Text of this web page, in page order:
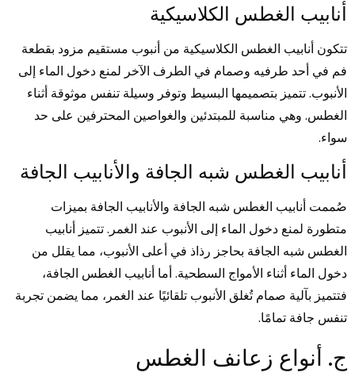
أنابيب الغطس الكلاسيكية
تتكون أنابيب الغطس الكلاسيكية من أنبوب مستقيم مزود بقطعة
فم في أحد طرفيه وصمام في الطرف الآخر لمنع دخول الماء إلى
الأنبوب. تتميز بتصميمها البسيط وتوفر وسيلة تنفس موثوقة أثناء
الغطس. وهي مناسبة للمبتدئين والغواصين المحترفين على حد
سواء.
أنابيب الغطس شبه الجافة والأنابيب الجافة
صُممت أنابيب الغطس شبه الجافة والأنابيب الجافة بميزات
متطورة لمنع دخول الماء إلى الأنبوب عند الغمر. تتميز أنابيب
الغطس شبه الجافة بحاجز رذاذ في أعلى الأنبوب، مما يقلل من
دخول الماء أثناء الأمواج السطحية. أما أنابيب الغطس الجافة،
فتتميز بآلية صمام تُغلق الأنبوب تلقائيًا عند الغمر، مما يضمن تجربة
تنفس جافة تمامًا.
ج. أنواع زعانف الغطس